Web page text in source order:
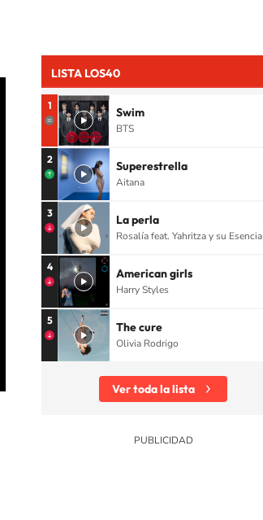
LISTA LOS40
1 Swim
BTS
2 Superestrella
Aitana
3 La perla
Rosalía feat. Yahritza y su Esencia
4 American girls
Harry Styles
5 The cure
Olivia Rodrigo
Ver toda la lista